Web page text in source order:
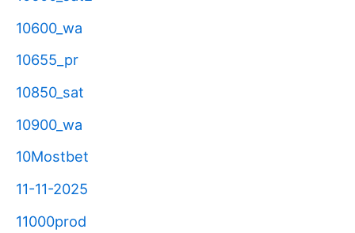
10600_wa
10655_pr
10850_sat
10900_wa
10Mostbet
11-11-2025
11000prod